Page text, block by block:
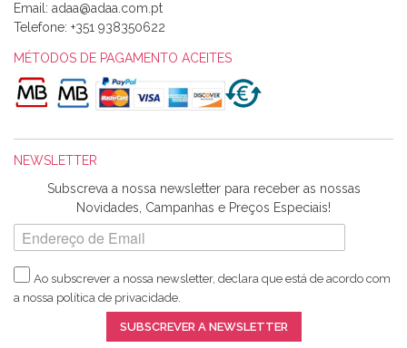
Alexandra Morais
Olá boa Noite. Os meus tecidos chegaram hoje. Muito
obrigada pelo miminho que dá um jeitaço pras minhas linhas
de bordar e não sei o que pões nos tecidos, mas que cheiram
maravilhosamente ... cheiram! :) Muito Obrigada.
Harita a minha encomenda já chegou. :) Muito obrigada pela
rapidez no envio, pela qualidade dos materiais que me
enviaste e pela simpatia de sempre. :)
Catarina Amaro
5 estrelas. Gosto muito do serviço. A Harita Chotalal é muito
Email:
Telefone: +351 938350622
MÉTODOS DE PAGAMENTO ACEITES
NEWSLETTER
Subscreva a nossa newsletter para receber as nossas
Novidades, Campanhas e Preços Especiais!
Ao subscrever a nossa newsletter, declara que está de acordo com
a nossa política de privacidade.
SUBSCREVER A NEWSLETTER